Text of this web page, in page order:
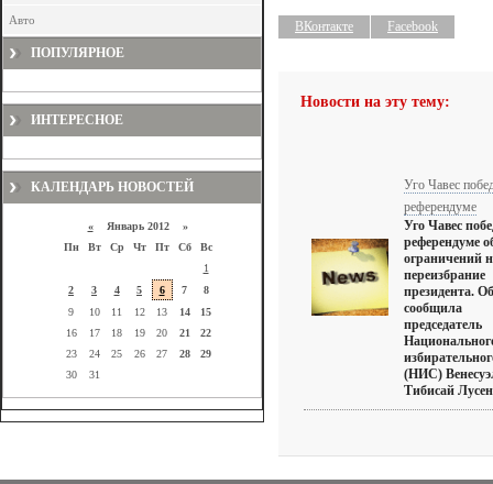
Авто
ПОПУЛЯРНОЕ
ИНТЕРЕСНОЕ
КАЛЕНДАРЬ НОВОСТЕЙ
«Январь 2012 »
Пн
Вт Ср Чт Пт Сб
Вс
1
2
3 4 5 6 7
8
9
10 11 12 13 14
15
16
17 18 19 20 21
22
23
24 25 26 27 28
29
30
31
ВКонтакте Facebook
Новости на эту тему:
Уго Чавес
референдуме
Уго Чавес
референдуме
ограничений
переизбрание
президента.
сообщила
председатель
(НИС)
Тибисай